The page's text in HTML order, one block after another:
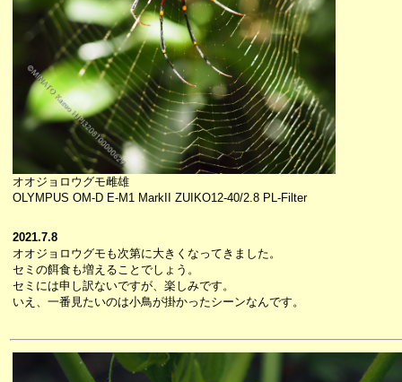
オオジョロウグモ雌雄
OLYMPUS OM-D E-M1 MarkII ZUIKO12-40/2.8 PL-Filter
2021.7.8
オオジョロウグモも次第に大きくなってきました。
セミの餌食も増えることでしょう。
セミには申し訳ないですが、楽しみです。
いえ、一番見たいのは小鳥が掛かったシーンなんです。